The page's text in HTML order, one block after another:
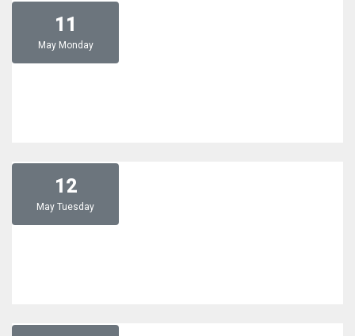
11
May Monday
12
MayTuesday